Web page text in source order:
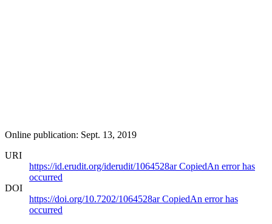
Online publication: Sept. 13, 2019
URI
https://id.erudit.org/iderudit/1064528arCopiedAn error has
occurred
DOI
https://doi.org/10.7202/1064528arCopiedAn error has
occurred